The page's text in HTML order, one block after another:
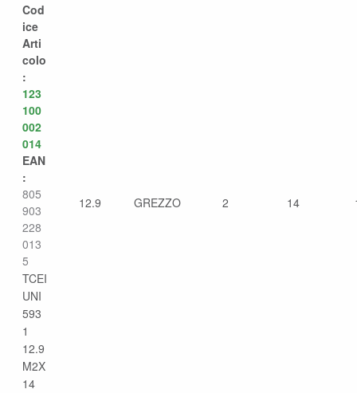
Cod
ice
Arti
colo
:
123
100
002
014
EAN
:
805
903
228
013
5
TCEI
UNI
593
1
12.9
M2X
14
12.9 GREZZO 2 14